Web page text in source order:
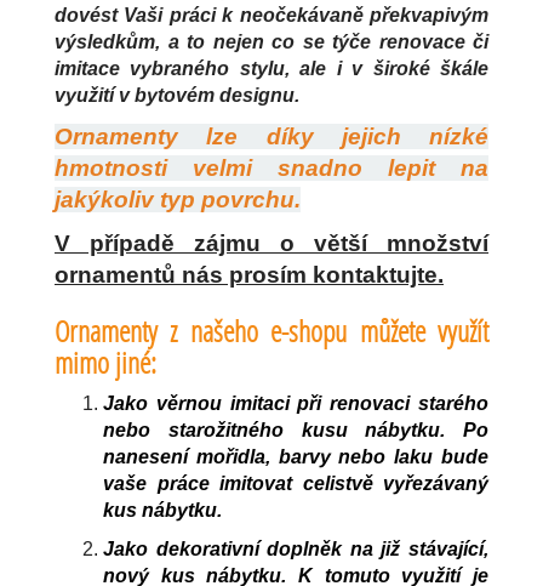
dovést Vaši práci k neočekávaně překvapivým
výsledkům, a to nejen co se týče renovace či
imitace vybraného stylu, ale i v široké škále
využití v bytovém designu.
Ornamenty lze díky jejich nízké
hmotnosti velmi snadno lepit na
jakýkoliv typ povrchu.
V případě zájmu o větší množství
ornamentů nás prosím kontaktujte.
Ornamenty z našeho e-shopu můžete využít
mimo jiné:
Jako věrnou imitaci při renovaci starého
nebo starožitného kusu nábytku. Po
nanesení mořidla, barvy nebo laku bude
vaše práce imitovat celistvě vyřezávaný
kus nábytku.
Jako dekorativní doplněk na již stávající,
nový kus nábytku. K tomuto využití je